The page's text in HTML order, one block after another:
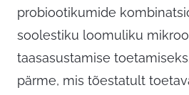
probiootikumide
soolestiku loomuliku
taasasustamise
pärme, mis tõestatult